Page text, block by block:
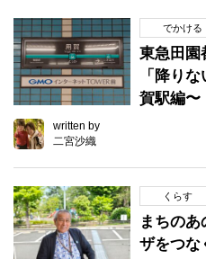
でかける
東急田園
「降り
賀駅編〜
written by
二宮沙織
くらす
まちの
ザをつな